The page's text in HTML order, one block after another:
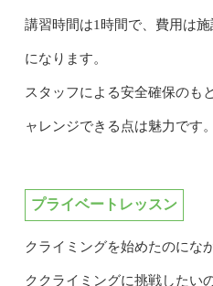
講習時間は1時間で、費用は
になります。
スタッフによる安全確保のも
ャレンジできる点は魅力です。
プライベートレッスン
クライミングを始めたのにな
ククライミングに挑戦したい